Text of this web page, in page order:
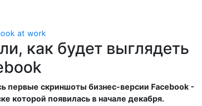
как будет выглядеть
первые скриншоты бизнес-версии Facebook -
которой появилась в начале декабря.